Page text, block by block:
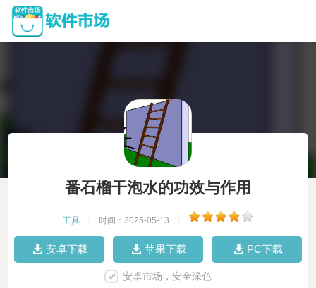
番石榴干泡水的功效与作用
工具 时间：2025-05-13
安卓下载 苹果下载 PC下载
安卓市场，安全绿色